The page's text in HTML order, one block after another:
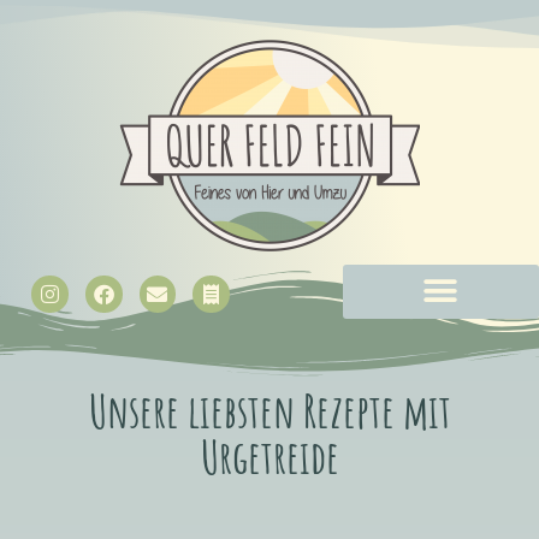
Unsere liebsten Rezepte mit
Urgetreide